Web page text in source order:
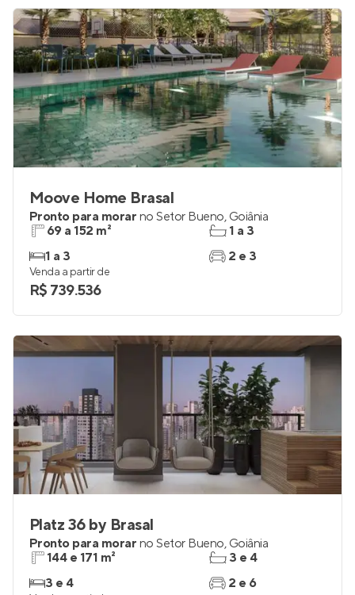
Moove Home Brasal
Pronto para morar no Setor Bueno, Goiânia
69 a 152 m²
1 a 3
1 a 3
2 e 3
Venda a partir de
R$ 739.536
Platz 36 by Brasal
Pronto para morar no Setor Bueno, Goiânia
144 e 171 m²
3 e 4
3 e 4
2 e 6